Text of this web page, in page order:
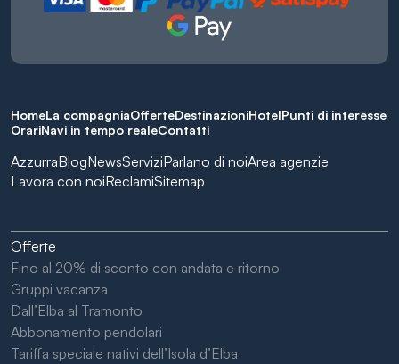
HomeLa compagniaOfferteDestinazioniHotelPunti di interesse
OrariNavi in tempo realeContatti
AzzurraBlogNewsServiziParlano di noiArea agenzie
Lavora con noiReclamiSitemap
Offerte
Fino al 20% di sconto con andata e ritorno
Gruppi vacanza
Dall’Elba al Tramonto
Abbonamento pendolari
Tariffa speciale nativi dell’Isola d’Elba